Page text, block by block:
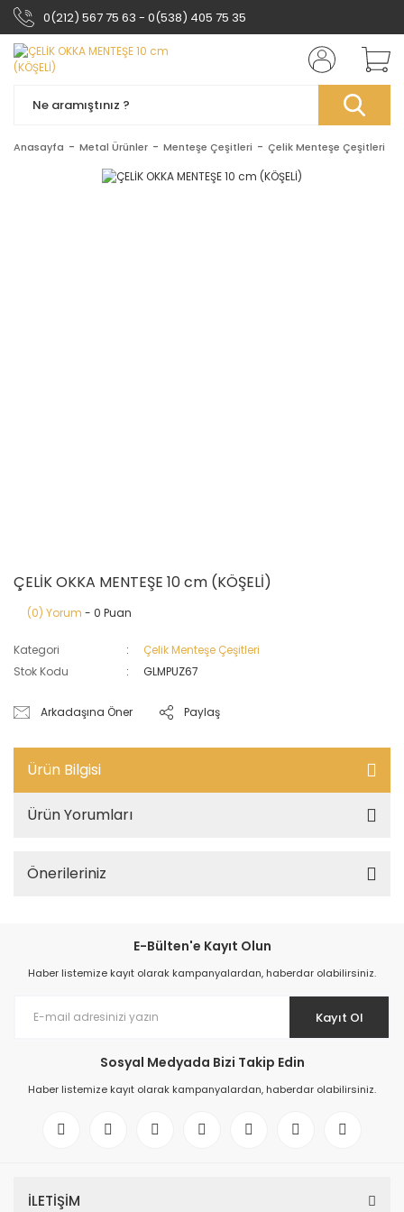
0(212) 567 75 63 - 0(538) 405 75 35
Anasayfa Metal Ürünler Menteşe Çeşitleri Çelik Menteşe Çeşitleri
ÇELİK OKKA MENTEŞE 10 cm (KÖŞELİ)
(0) Yorum - 0 Puan
Kategori
Çelik Menteşe Çeşitleri
Stok Kodu
GLMPUZ67
Arkadaşına Öner Paylaş
Ürün Bilgisi
Ürün Yorumları
Önerileriniz
E-Bülten'e Kayıt Olun
Haber listemize kayıt olarak kampanyalardan, haberdar olabilirsiniz.
Kayıt Ol
Sosyal Medyada Bizi Takip Edin
Haber listemize kayıt olarak kampanyalardan, haberdar olabilirsiniz.
İLETİŞİM